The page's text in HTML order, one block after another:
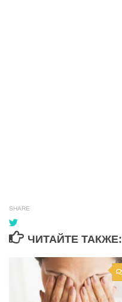
SHARE
ЧИТАЙТЕ ТАКЖЕ: